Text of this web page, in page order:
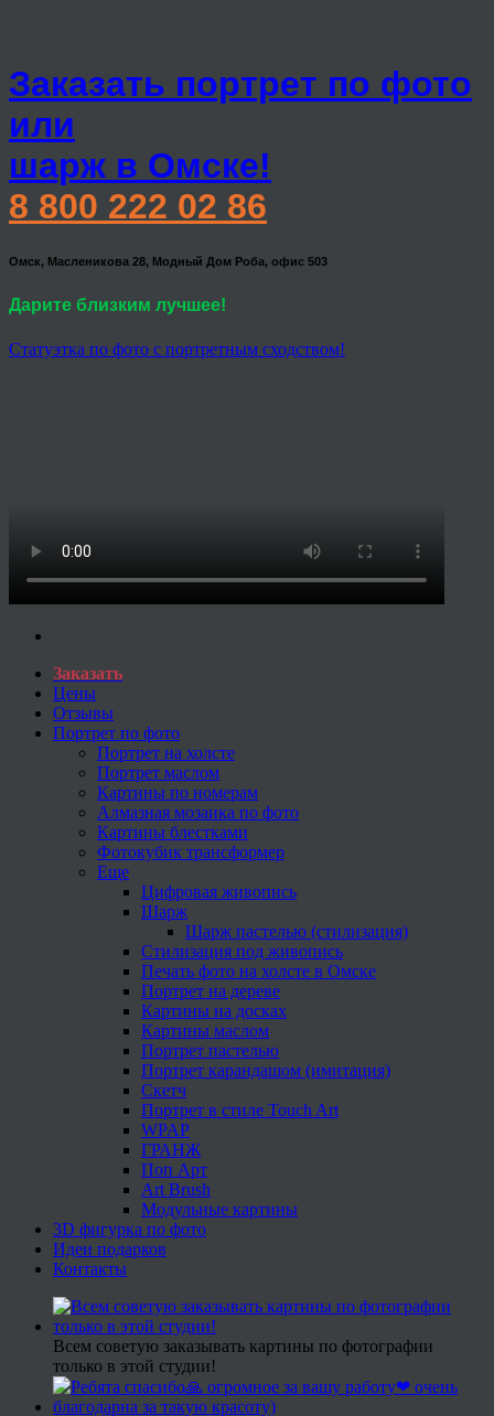
Заказать портрет по фото
или
шарж в Омске!
8 800 222 02 86
Омск, Масленикова 28, Модный Дом Роба, офис 503
Дарите близким лучшее!
Статуэтка по фото с портретным сходством!
Заказать
Цены
Отзывы
Портрет по фото
Портрет на холсте
Портрет маслом
Картины по номерам
Алмазная мозаика по фото
Картины блестками
Фотокубик трансформер
Еще
Цифровая живопись
Шарж
Шарж пастелью (стилизация)
Стилизация под живопись
Печать фото на холсте в Омске
Портрет на дереве
Картины на досках
Картины маслом
Портрет пастелью
Портрет карандашом (имитация)
Скетч
Портрет в стиле Touch Art
WPAP
ГРАНЖ
Поп Арт
Art Brush
Модульные картины
3D фигурка по фото
Идеи подарков
Контакты
Всем советую заказывать картины по фотографии
только в этой студии!